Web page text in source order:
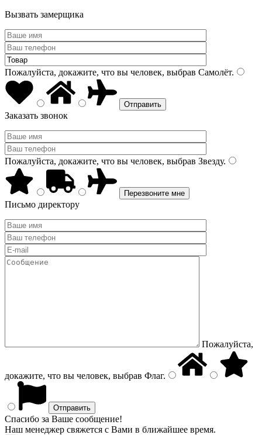
Вызвать замерщика
Пожалуйста, докажите, что вы человек, выбрав Самолёт.
Заказать звонок
Пожалуйста, докажите, что вы человек, выбрав Звезду.
Письмо директору
Пожалуйста,
докажите, что вы человек, выбрав Флаг.
Спасибо за Ваше сообщение!
Наш менеджер свяжется с Вами в ближайшее время.